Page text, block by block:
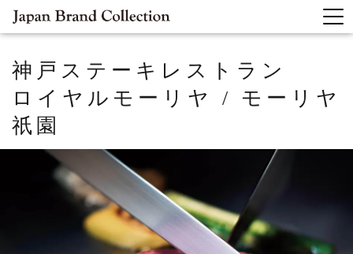
神戸ステーキレストラン
ロイヤルモーリヤ / モーリヤ
祇園